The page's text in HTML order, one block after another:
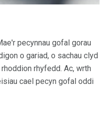
pecynnau gofal gorau
o gariad, o sachau clyd
rhyfedd. Ac, wrth
cael pecyn gofal oddi